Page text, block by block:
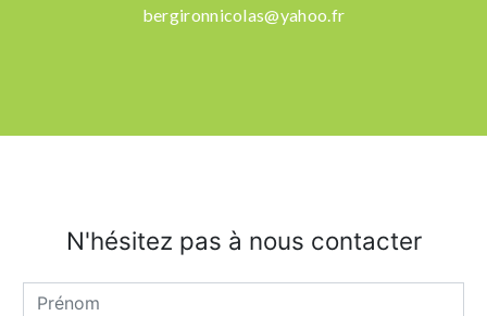
bergironnicolas@yahoo.fr
N'hésitez pas à nous contacter